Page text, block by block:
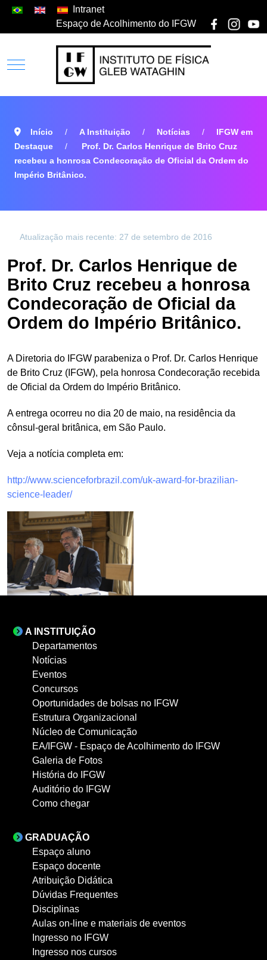
Intranet
Espaço de Acolhimento do IFGW
Início A Instituição Notícias
IFGW em
Destaque
Prof. Dr. Carlos Henrique de Brito Cruz
recebeu a honrosa Condecoração de Oficial da Ordem do
Império Britânico.
Atualização mais recente: 27 de setembro de 2016
Prof. Dr. Carlos Henrique de
Brito Cruz recebeu a honrosa
Condecoração de Oficial da
Ordem do Império Britânico.
A Diretoria do IFGW parabeniza o Prof. Dr. Carlos Henrique
de Brito Cruz (IFGW), pela honrosa Condecoração recebida
de Oficial da Ordem do Império Britânico.
A entrega ocorreu no dia 20 de maio, na residência da
cônsul-geral britânica, em São Paulo.
Veja a notícia completa em:
http://www.scienceforbrazil.com/uk-award-for-brazilian-
science-leader/
A INSTITUIÇÃO
Departamentos
Notícias
Eventos
Concursos
Oportunidades de bolsas no IFGW
Estrutura Organizacional
Núcleo de Comunicação
EA/IFGW - Espaço de Acolhimento do IFGW
Galeria de Fotos
História do IFGW
Auditório do IFGW
Como chegar
GRADUAÇÃO
Espaço aluno
Espaço docente
Atribuição Didática
Dúvidas Frequentes
Disciplinas
Aulas on-line e materiais de eventos
Ingresso no IFGW
Ingresso nos cursos